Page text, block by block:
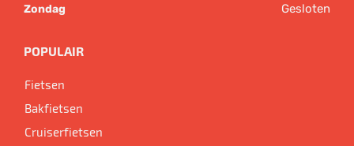
Zondag Gesloten
POPULAIR
Fietsen
Bakfietsen
Cruiserfietsen